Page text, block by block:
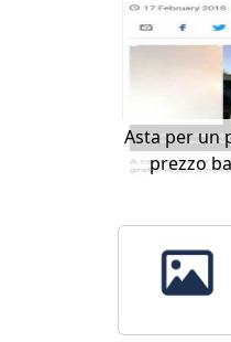
Asta per un
prezzo